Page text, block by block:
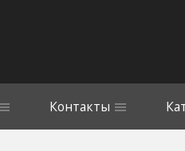
Контакты